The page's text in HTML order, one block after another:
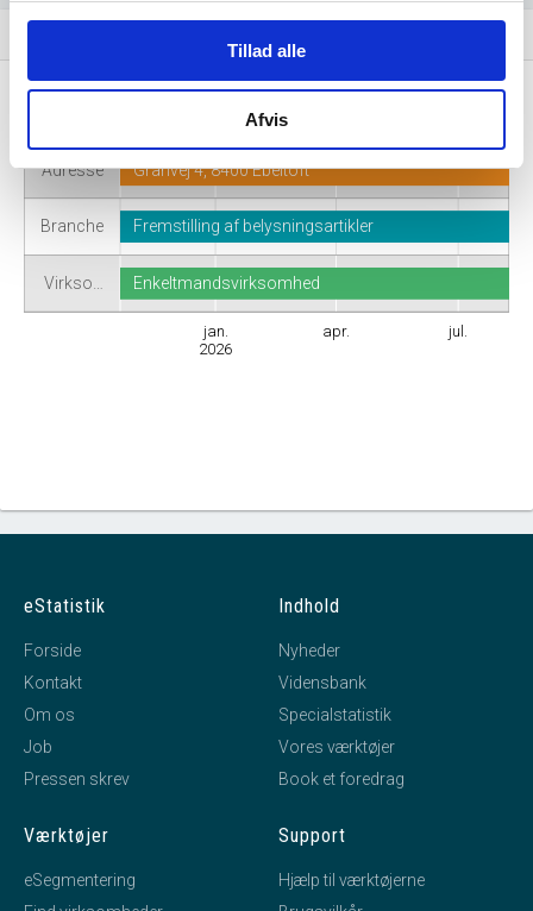
Tillad alle
Afvis
Adresse
Branche
Virkso…
jan.
2026
apr. jul.
SkovbakDesign
Granvej 4, 8400 Ebeltoft
Fremstilling af belysningsartikler
Enkeltmandsvirksomhed
eStatistik
Forside
Kontakt
Om os
Job
Pressen skrev
Indhold
Nyheder
Vidensbank
Specialstatistik
Vores værktøjer
Book et foredrag
Værktøjer
eSegmentering
Support
Hjælp til værktøjerne